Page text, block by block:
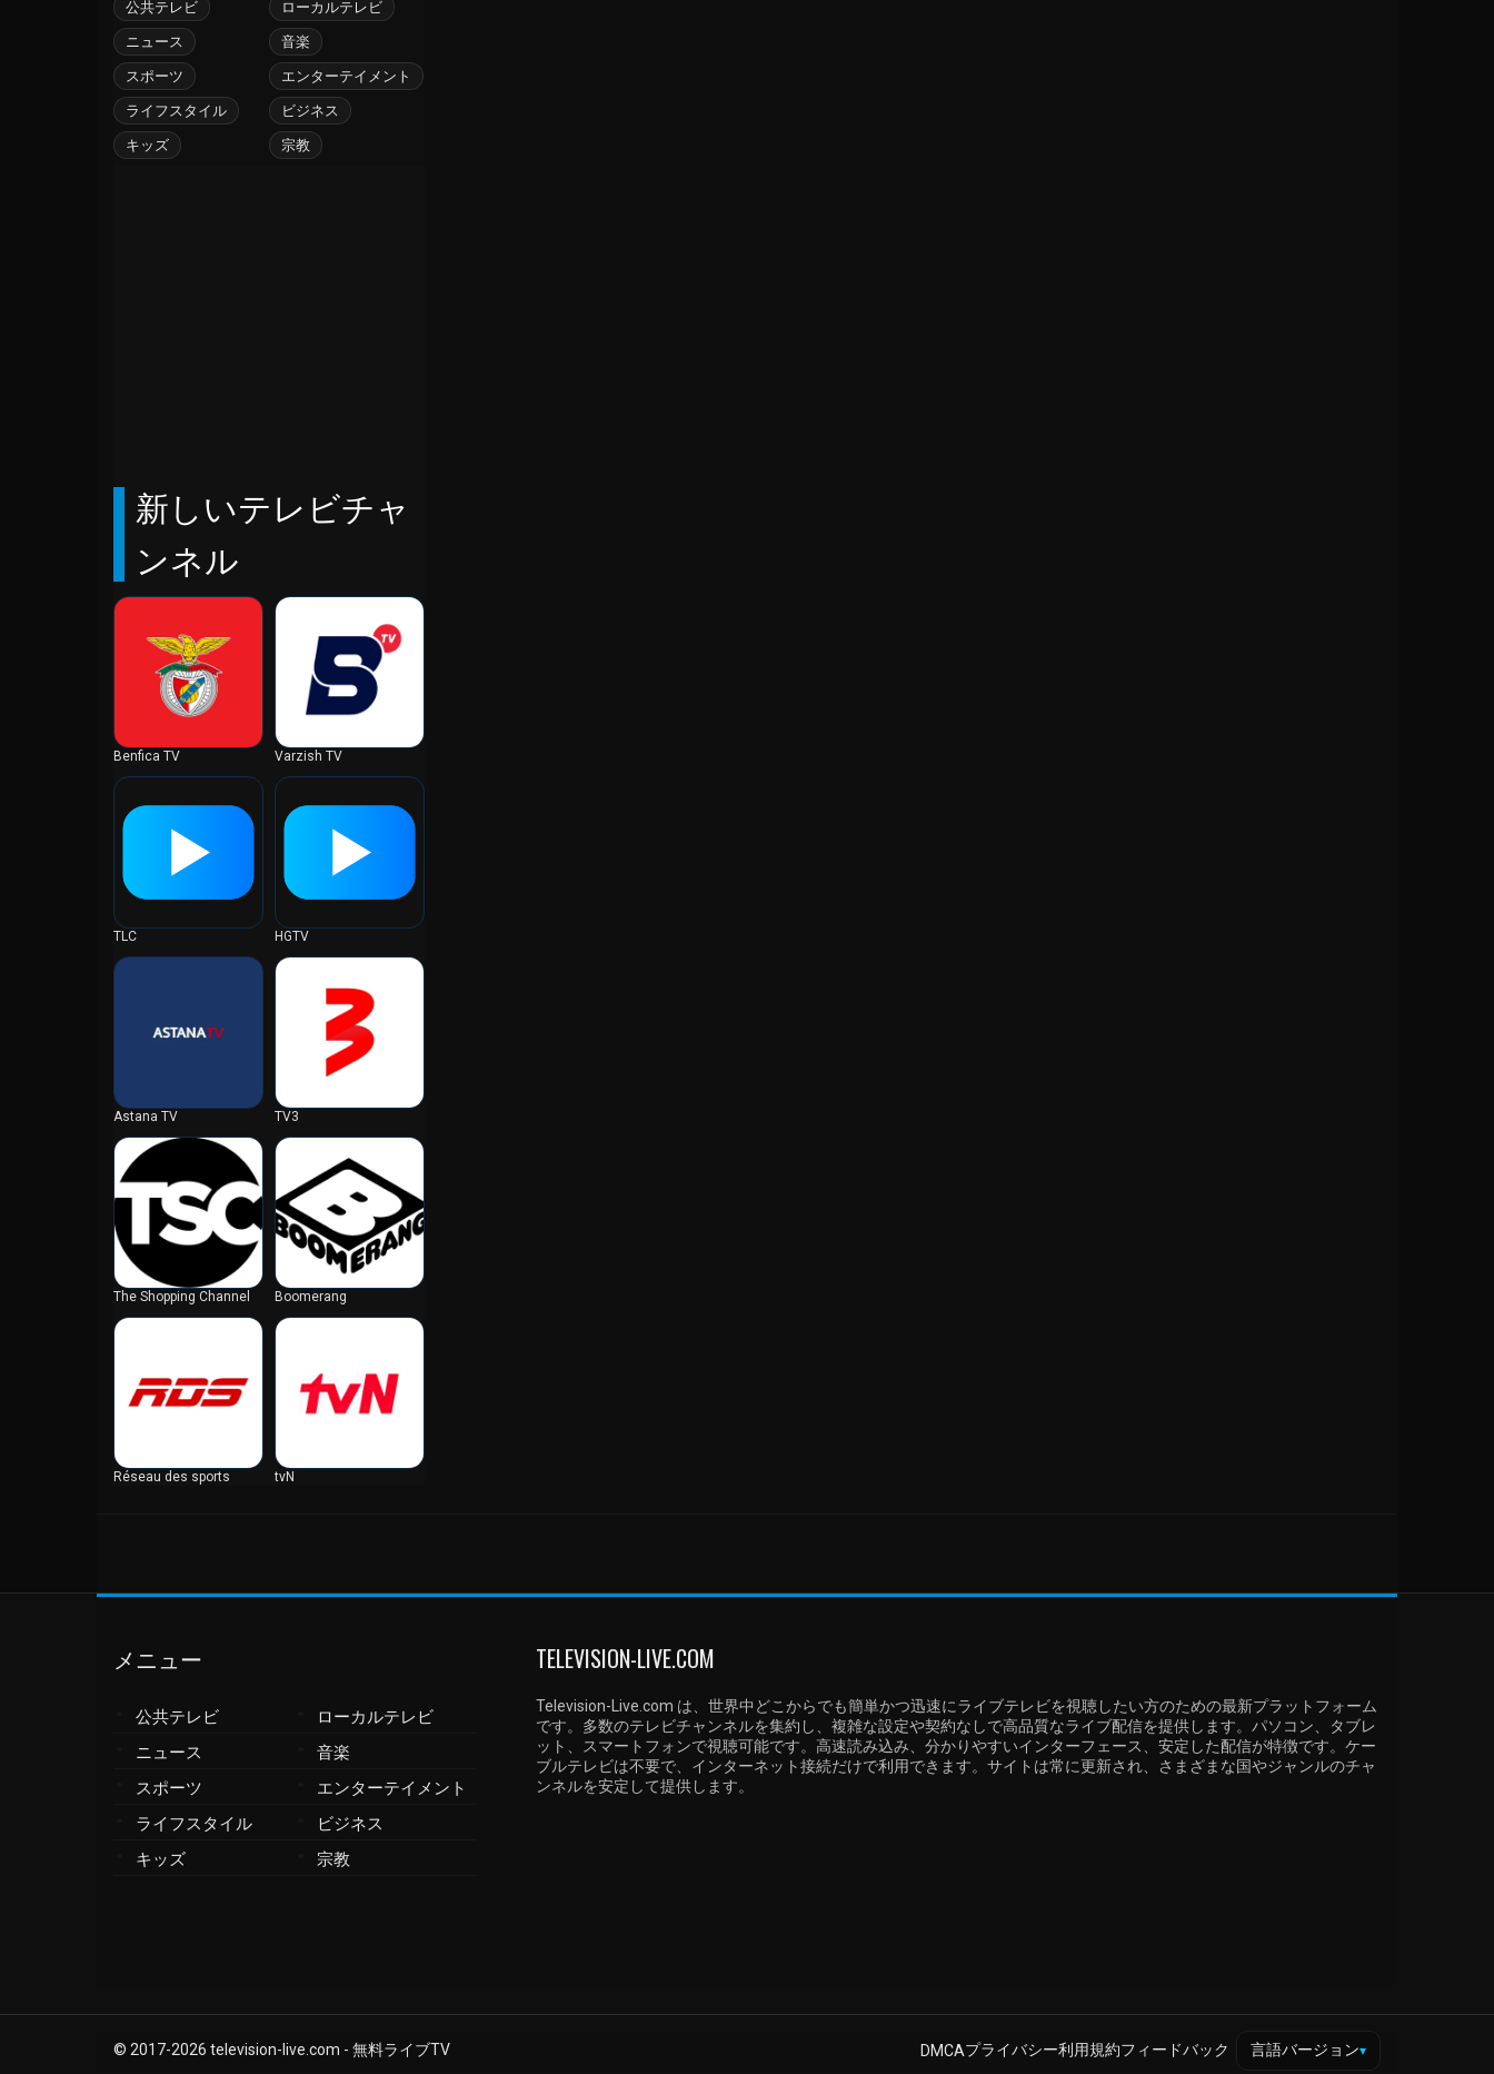
イエメン
イギリス
イギリス領ヴァージン諸島
イスラエル
イタリア
オーストラリア
オーストリア
オーランド諸島
オマーン
ガーナ
カーボベルデ
ガイアナ
カザフスタン
カタール
カナダ
ガボン
カメルーン
ガンビア
カンボジア
ギニア
ギニアビサウ
ギリシャ
クウェート
クック諸島
グリーンランド
グレナダ
クロアチア
ケイマン諸島
コスタリカ
コンゴ民主共和国
ザンビア
ジブラルタル
ジョージア
シリア
シンガポール
ジンバブエ
スリランカ
公共テレビ ローカルテレビ
ニュース 音楽
スポーツ エンターテイメント
ライフスタイル ビジネス
キッズ 宗教
新しいテレビチャ
ンネル
Benfica TV Varzish TV
TLC HGTV
Astana TV TV3
The Shopping Channel Boomerang
Réseau des sports tvN
メニュー
公共テレビ
ローカルテレビ
ニュース
音楽
スポーツ
エンターテイメント
ライフスタイル
ビジネス
キッズ
宗教
TELEVISION-LIVE.COM
Television-Live.com は、世界中どこからでも簡単かつ迅速にライブテレビを視聴したい方のための最新プラットフォーム
です。多数のテレビチャンネルを集約し、複雑な設定や契約なしで高品質なライブ配信を提供します。パソコン、タブレ
ット、スマートフォンで視聴可能です。高速読み込み、分かりやすいインターフェース、安定した配信が特徴です。ケー
ブルテレビは不要で、インターネット接続だけで利用できます。サイトは常に更新され、さまざまな国やジャンルのチャ
ンネルを安定して提供します。
© 2017-2026 television-live.com - 無料ライブTV DMCAプライバシー利用規約フィードバック 言語バージョン▾